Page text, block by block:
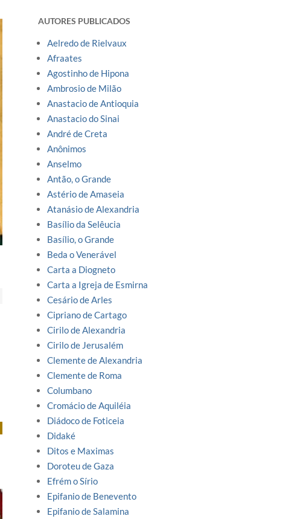
AUTORES PUBLICADOS
Aelredo de Rielvaux
Afraates
Agostinho de Hipona
Ambrosio de Milão
Anastacio de Antioquia
Anastacio do Sinai
André de Creta
Anônimos
Anselmo
Antão, o Grande
Astério de Amaseia
Atanásio de Alexandria
Basílio da Selêucia
Basílio, o Grande
Beda o Venerável
Carta a Diogneto
Carta a Igreja de Esmirna
Cesário de Arles
Cipriano de Cartago
Cirilo de Alexandria
Cirilo de Jerusalém
Clemente de Alexandria
Clemente de Roma
Columbano
Cromácio de Aquiléia
Diádoco de Foticeia
Didaké
Ditos e Maximas
Doroteu de Gaza
Efrém o Sírio
Epifanio de Benevento
Epifanio de Salamina